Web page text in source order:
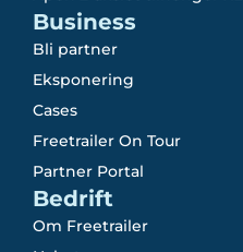
Business
Bli partner
Eksponering
Cases
Freetrailer On Tour
Partner Portal
Bedrift
Om Freetrailer